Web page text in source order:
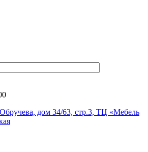
дом 34/63, стр.3, ТЦ «Мебель